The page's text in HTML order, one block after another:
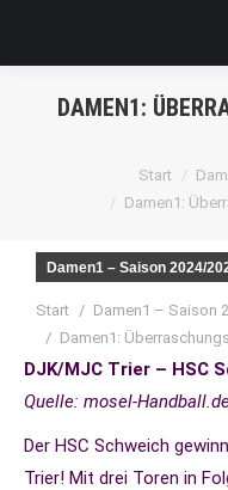
DAMEN1:
Sie befinden sich hier:
Start
Damen1:
Damen1 – Saison 2024/
Sie
Start
Damen1 – Saison
Damen1:
DJK/MJC Trier – HSC
Quelle: mosel-
Der HSC Schweich
Trier! Mit drei Toren in